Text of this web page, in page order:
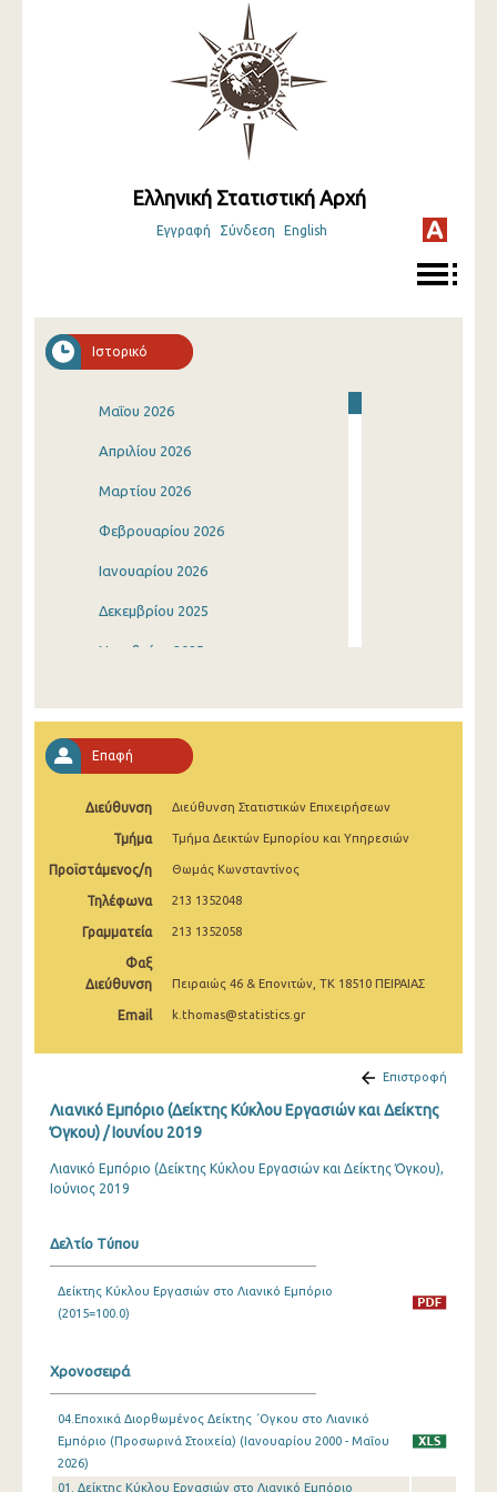
Ελληνική Στατιστική Αρχή
Εγγραφή Σύνδεση English
Ιστορικό
Μαΐου 2026
Απριλίου 2026
Μαρτίου 2026
Φεβρουαρίου 2026
Ιανουαρίου 2026
Δεκεμβρίου 2025
Νοεμβρίου 2025
Αυγούστου 2025
Ιουλίου 2025
Ιουνίου 2025
Μαΐου 2025
Απριλίου 2025
Μαρτίου 2025
Φεβρουαρίου 2025
Ιανουαρίου 2025
Νοεμβρίου 2024
Οκτωβρίου 2024
Αυγούστου 2024
Ιουλίου 2024
Μαΐου 2024
Απριλίου 2024
Μαρτίου 2024
Επαφή
Διεύθυνση Διεύθυνση Στατιστικών Επιχειρήσεων
Τμήμα Τμήμα Δεικτών Εμπορίου και Υπηρεσιών
Προϊστάμενος/η Θωμάς Κωνσταντίνος
Τηλέφωνα 213 1352048
Γραμματεία 213 1352058
Φαξ
Διεύθυνση
Πειραιώς 46 & Επονιτών, ΤΚ 18510 ΠΕΙΡΑΙΑΣ
Email k.thomas@statistics.gr
Επιστροφή
Λιανικό Εμπόριο (Δείκτης Κύκλου Εργασιών και Δείκτης
Όγκου) / Ιουνίου 2019
Λιανικό Εμπόριο (Δείκτης Κύκλου Εργασιών και Δείκτης Όγκου),
Ιούνιος 2019
Δελτίο Τύπου
Δείκτης Κύκλου Εργασιών στο Λιανικό Εμπόριο
(2015=100.0)
Χρονοσειρά
04.Εποχικά Διορθωμένος Δείκτης ΄Ογκου στο Λιανικό
Εμπόριο (Προσωρινά Στοιχεία) (Ιανουαρίου 2000 - Μαΐου
2026)
01. Δείκτης Κύκλου Εργασιών στο Λιανικό Εμπόριο